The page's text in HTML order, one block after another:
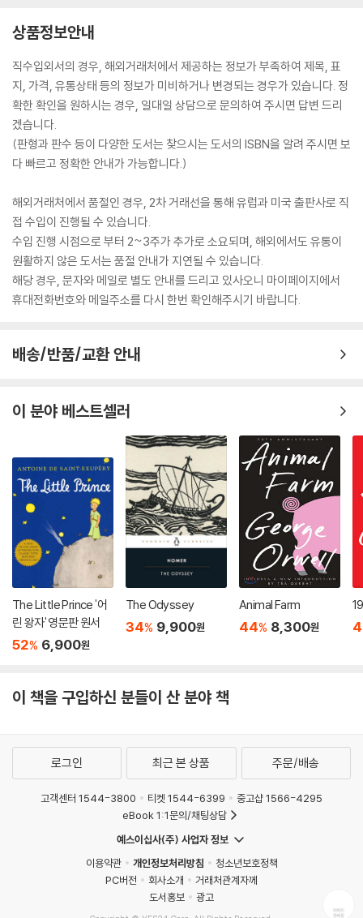
상품정보안내
직수입외서의 경우, 해외거래처에서 제공하는 정보가 부족하여 제목, 표
지, 가격, 유통상태 등의 정보가 미비하거나 변경되는 경우가 있습니다. 정
확한 확인을 원하시는 경우, 일대일 상담으로 문의하여 주시면 답변 드리
겠습니다.
(판형과 판수 등이 다양한 도서는 찾으시는 도서의 ISBN을 알려 주시면 보
다 빠르고 정확한 안내가 가능합니다.)
해외거래처에서 품절인 경우, 2차 거래선을 통해 유럽과 미국 출판사로 직
접 수입이 진행될 수 있습니다.
수입 진행 시점으로 부터 2~3주가 추가로 소요되며, 해외에서도 유통이
원활하지 않은 도서는 품절 안내가 지연될 수 있습니다.
해당 경우, 문자와 메일로 별도 안내를 드리고 있사오니 마이페이지에서
휴대전화번호와 메일주소를 다시 한번 확인해주시기 바랍니다.
배송/반품/교환 안내
이 분야 베스트셀러
The Little Prince '어
린 왕자' 영문판 원서
52% 6,900원
The Odyssey
34% 9,900원
Animal Farm
44% 8,300원
이 책을 구입하신 분들이 산 분야 책
로그인 최근 본 상품 주문/배송
고객센터 1544-3800 티켓 1544-6399
중고샵 1566-4295
eBook 1:1문의/채팅상담
예스이십사(주) 사업자 정보
이용약관
개인정보처리방침
청소년보호정책
PC버전
회사소개
거래처관계자께
도서홍보
광고